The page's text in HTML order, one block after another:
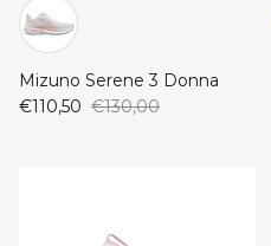
New Balance
ON
ON
Saucony
Mizuno Serene 3 Donna
€110,50 €130,00